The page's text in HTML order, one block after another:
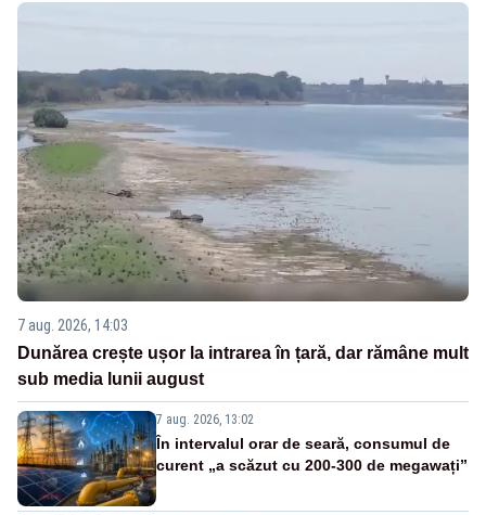
7 aug. 2026, 14:03
Dunărea crește ușor la intrarea în țară, dar rămâne mult
sub media lunii august
7 aug. 2026, 13:02
În intervalul orar de seară, consumul de
curent „a scăzut cu 200-300 de megawați”